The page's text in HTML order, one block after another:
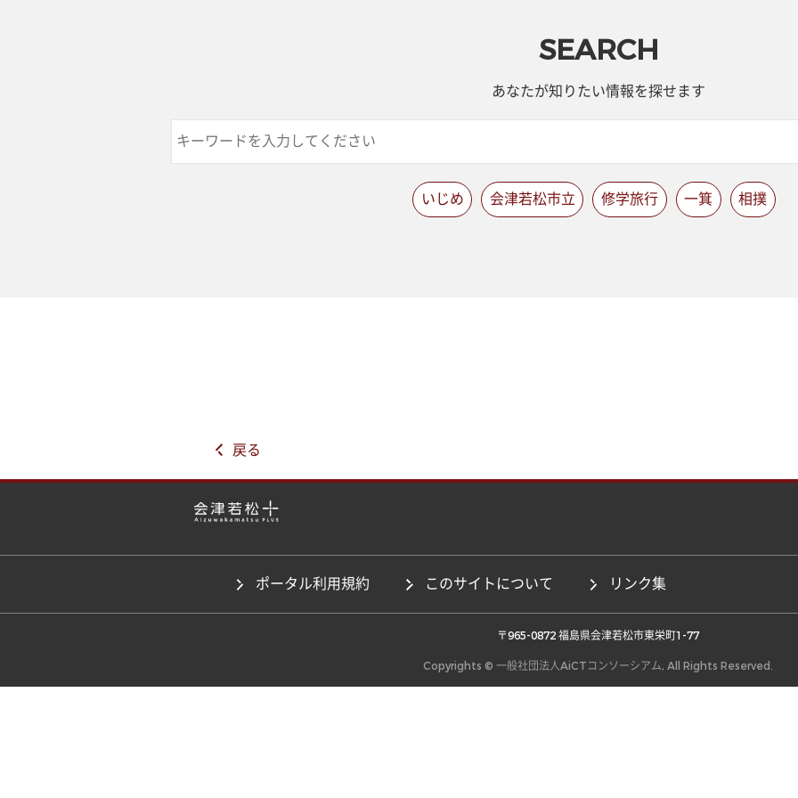
SEARCH
あなたが知りたい情報を探せます
いじめ 会津若松市立 修学旅行 一箕 相撲
戻る
ポータル利用規約 このサイトについて リンク集
〒965-0872 福島県会津若松市東栄町1-77
Copyrights © 一般社団法人AiCTコンソーシアム, All Rights Reserved.